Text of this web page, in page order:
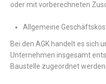
oder mit vorberechneten
Allgemeine
Bei den AGK handelt es sich
Unternehmen insgesamt
Baustelle zugeordnet